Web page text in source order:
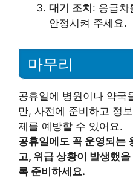
대기 조치 : 응급차
안정시켜 주세요.
마무리
공휴일에 병원이나 약국
만, 사전에 준비하고 정
제를 예방할 수 있어요.
공휴일에도 꼭 운영되는
고, 위급 상황이 발생했
록 준비하세요.